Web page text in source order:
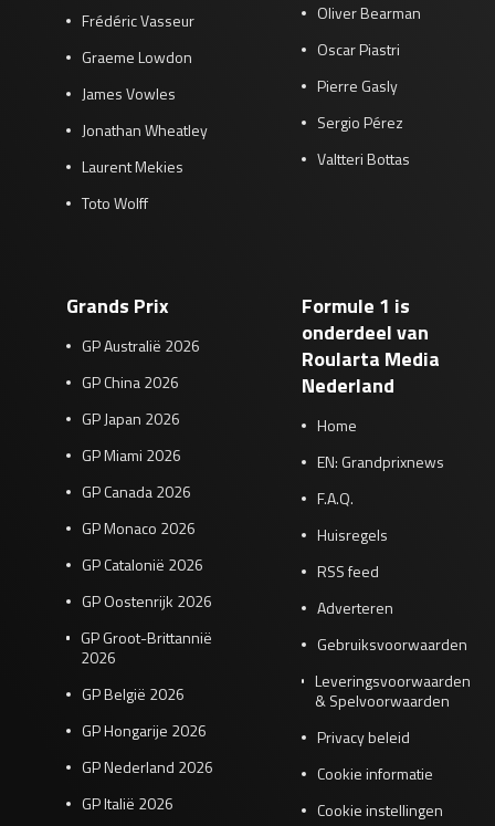
Frédéric Vasseur
Graeme Lowdon
James Vowles
Jonathan Wheatley
Laurent Mekies
Toto Wolff
Oliver Bearman
Oscar Piastri
Pierre Gasly
Sergio Pérez
Valtteri Bottas
Grands Prix
GP Australië 2026
GP China 2026
GP Japan 2026
GP Miami 2026
GP Canada 2026
GP Monaco 2026
GP Catalonië 2026
GP Oostenrijk 2026
GP Groot-Brittannië
2026
GP België 2026
GP Hongarije 2026
GP Nederland 2026
GP Italië 2026
Formule 1 is
onderdeel van
Roularta Media
Nederland
Home
EN: Grandprixnews
F.A.Q.
Huisregels
RSS feed
Adverteren
Gebruiksvoorwaarden
Leveringsvoorwaarden
& Spelvoorwaarden
Privacy beleid
Cookie informatie
Cookie instellingen